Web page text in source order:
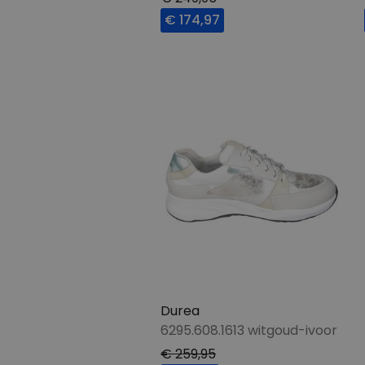
€ 174,97
Durea
6295.608.1613 witgoud-ivoor
€ 259,95